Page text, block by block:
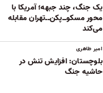
یک جنگ، چند جبهه؛ آمریکا با
محور مسکوــ‌پکن‌ــ‌تهران مقابله
می‌کند
امیر طاهری
بلوچستان: افزایش تنش در
حاشیه جنگ